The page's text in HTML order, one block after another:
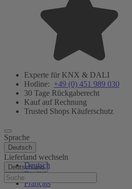
Experte für KNX & DALI
Hotline: +49 (0) 451 989 030
30 Tage Rückgaberecht
Kauf auf Rechnung
Trusted Shops Käuferschutz
Sprache
Deutsch
Deutsch
English
Français
Lieferland wechseln
Deutschland
Hilfe